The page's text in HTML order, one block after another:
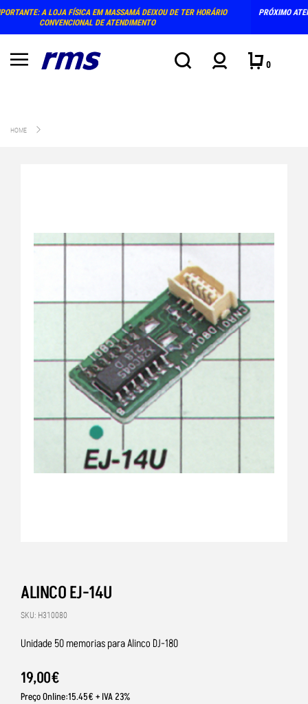
HORÁRIO
PRÓXIMO ATENDIMENTO PRESENCIAL NA LOJA: TERÇA E QUINTA-
0
HOME
ALINCO EJ-14U
SKU: H310080
Unidade 50 memorias para Alinco DJ-180
19,00€
Preço Online:15.45€ + IVA 23%